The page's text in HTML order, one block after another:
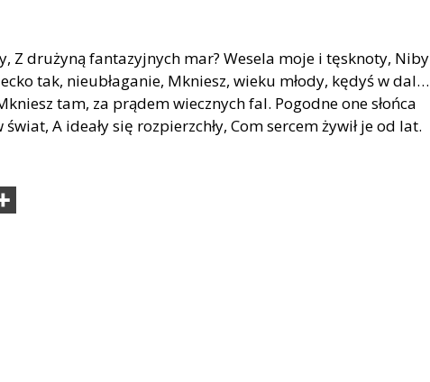
Z drużyną fantazyjnych mar? Wesela moje i tęsknoty, Niby
tak, nieubłaganie, Mkniesz, wieku młody, kędyś w dal…
tam, za prądem wiecznych fal. Pogodne one słońca
świat, A ideały się rozpierzchły, Com sercem żywił je od lat.